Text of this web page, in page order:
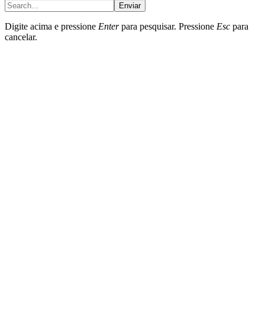
Enviar
Digite acima e pressione Enterpara pesquisar. Pressione Esc para
cancelar.